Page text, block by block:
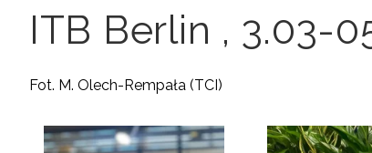
ITB Berlin , 3.03-
Fot. M. Olech-Rempała (TCI)